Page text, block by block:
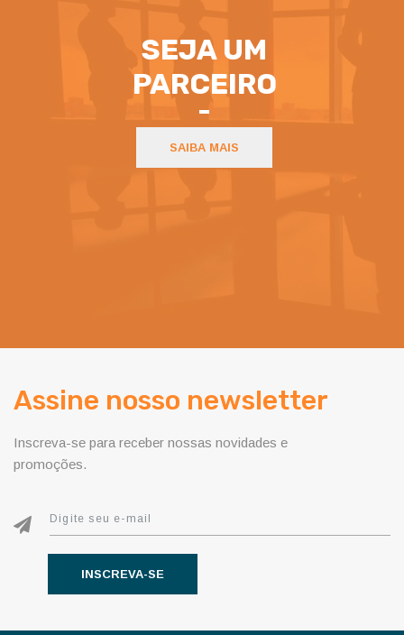
SEJA UM
PARCEIRO
SAIBA MAIS
Assine nosso newsletter
Inscreva-se para receber nossas novidades e
promoções.
INSCREVA-SE